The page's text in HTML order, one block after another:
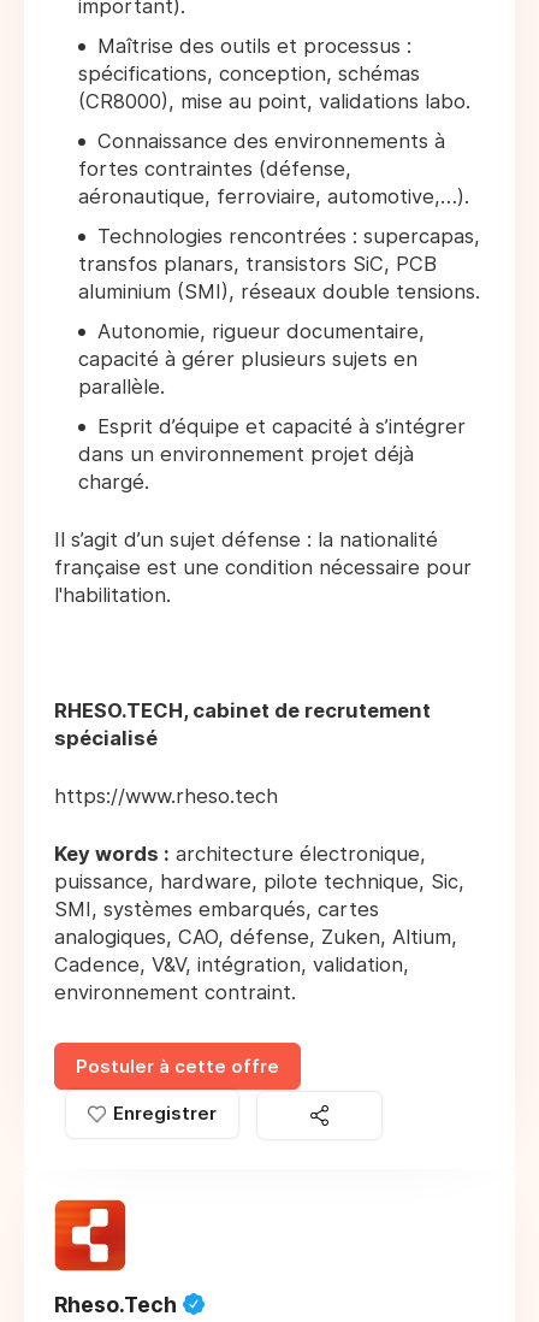
important).
Maîtrise des outils et processus :
spécifications, conception, schémas
(CR8000), mise au point, validations labo.
Connaissance des environnements à
fortes contraintes (défense,
aéronautique, ferroviaire, automotive,…).
Technologies rencontrées : supercapas,
transfos planars, transistors SiC, PCB
aluminium (SMI), réseaux double tensions.
Autonomie, rigueur documentaire,
capacité à gérer plusieurs sujets en
parallèle.
Esprit d’équipe et capacité à s’intégrer
dans un environnement projet déjà
chargé.
Il s’agit d’un sujet défense : la nationalité
française est une condition nécessaire pour
l'habilitation.
RHESO.TECH, cabinet de recrutement
spécialisé
https://www.rheso.tech
Key words : architecture électronique,
puissance, hardware, pilote technique, Sic,
SMI, systèmes embarqués, cartes
analogiques, CAO, défense, Zuken, Altium,
Cadence, V&V, intégration, validation,
environnement contraint.
Postuler à cette offre
Enregistrer
Rheso.Tech